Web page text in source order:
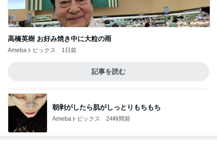
高橋英樹 お好み焼き中に大粒の雨
Amebaトピックス 1日前
記事を読む
朝剥がしたら肌がしっとりもちもち
Amebaトピックス 24時間前